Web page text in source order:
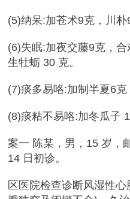
(5)纳呆:加苍术9克，川朴
(6)失眠:加夜交藤9克，合
生牡蛎 30 克。
(7)痰多易咯:加制半夏6克
(8)痰粘不易咯:加冬瓜子
案一 陈某，男，15 岁，
14 日初诊。
区医院检查诊断风湿性